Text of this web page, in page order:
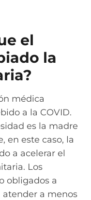
el
la
médica
a la COVID.
es la madre
en este caso, la
a acelerar el
Los
obligados a
atender a menos